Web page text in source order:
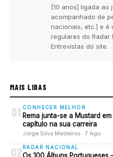
[10 anos] ligada ao
acompanhado de
nacionais, etc.] e é
regulares do
Entrevistas do site.
MAIS LIDAS
01 CONHECER MELHOR
Rema junta-se a Mustard
capítulo na sua carreira
Jorge Silva Medeiros · 7 Ago
02 RADAR NACIONAL